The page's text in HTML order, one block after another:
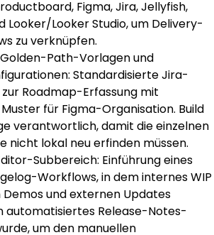
Figma, Jira, Jellyfish,
Looker/Looker Studio, um Delivery-
zu verknüpfen.
Path-Vorlagen und
Standardisierte Jira-
Roadmap-Erfassung mit
für Figma-Organisation. Build
verantwortlich, damit die einzelnen
nicht lokal neu erfinden müssen.
Subbereich: Einführung eines
Workflows, in dem internes WIP
und externen Updates
automatisiertes Release-Notes-
um den manuellen